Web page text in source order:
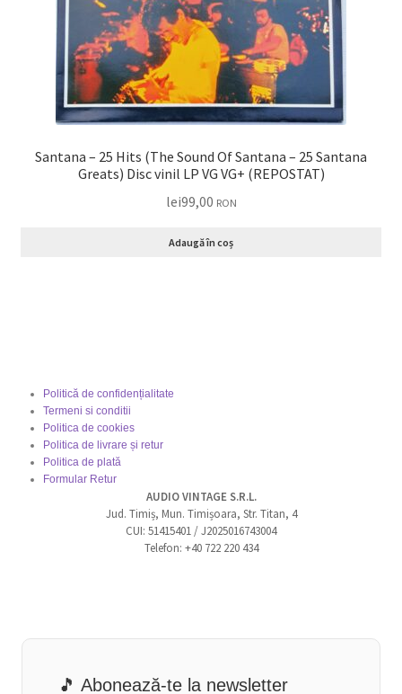
Santana – 25 Hits (The Sound Of Santana – 25 Santana
Greats) Disc vinil LP VG VG+ (REPOSTAT)
lei99,00 RON
Adaugă în coș
Politică de confidențialitate
Termeni si conditii
Politica de cookies
Politica de livrare și retur
Politica de plată
Formular Retur
AUDIO VINTAGE S.R.L.
Jud. Timiș, Mun. Timișoara, Str. Titan, 4
CUI: 51415401 / J2025016743004
Telefon: +40 722 220 434
🎵 Abonează-te la newsletter